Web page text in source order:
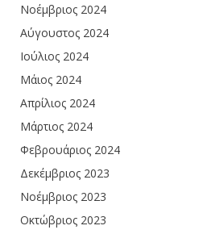
Νοέμβριος 2024
Αύγουστος 2024
Ιούλιος 2024
Μάιος 2024
Απρίλιος 2024
Μάρτιος 2024
Φεβρουάριος 2024
Δεκέμβριος 2023
Νοέμβριος 2023
Οκτώβριος 2023